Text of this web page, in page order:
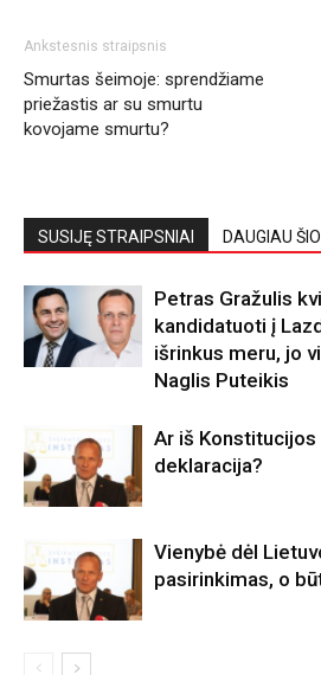
Ankstesnis straipsnis
Smurtas šeimoje: sprendžiame
priežastis ar su smurtu
kovojame smurtu?
SUSIJĘ STRAIPSNIAI DAUGIAU
Petras Gražulis
kandidatuoti į
išrinkus meru, jo
Naglis Puteikis
Ar iš
deklaracija?
Vienybė dėl
pasirinkimas, o